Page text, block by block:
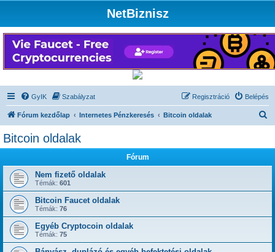
NetBiznisz
GyIK Szabályzat Belépés
Regisztráció
Fórum kezdőlap Internetes Pénzkeresés Bitcoin oldalak
Bitcoin oldalak
Fórum
Nem fizető oldalak
Témák: 601
Bitcoin Faucet oldalak
Témák: 76
Egyéb Cryptocoin oldalak
Témák: 75